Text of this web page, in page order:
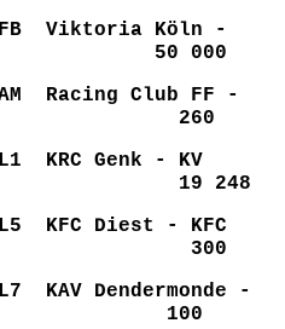
Viktoria Köln -
0:5 50 000
Racing Club FF -
2:0 260
KRC Genk - KV
19 248
KFC Diest - KFC
300
Dendermonde -
2:4 100